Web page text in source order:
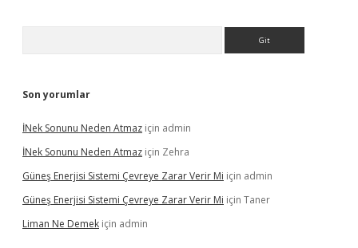
Son yorumlar
İNek Sonunu Neden Atmaz için admin
İNek Sonunu Neden Atmaz için Zehra
Güneş Enerjisi Sistemi Çevreye Zarar Verir Mi için admin
Güneş Enerjisi Sistemi Çevreye Zarar Verir Mi için Taner
Liman Ne Demek için admin